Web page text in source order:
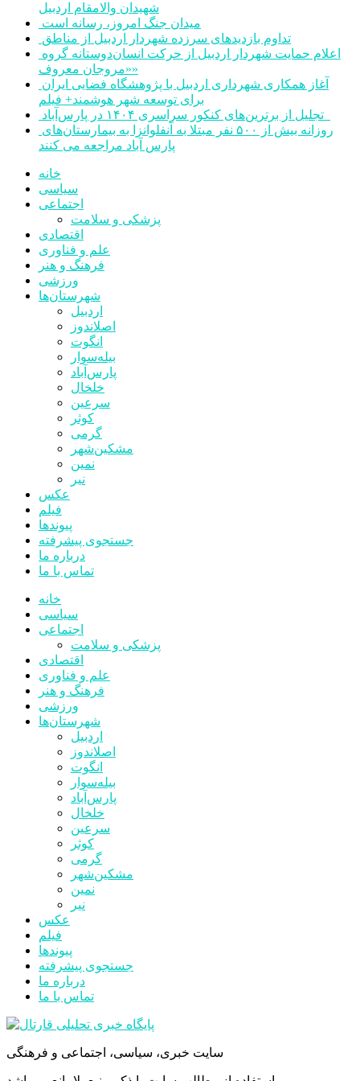
شهیدان والامقام اردبیل
میدان جنگ امروز، رسانه است
تداوم بازدیدهای سرزده شهردار اردبیل از مناطق
«مروجان معروف»
برای توسعه شهر هوشمند+ فیلم
پارس آباد مراجعه می کنند
خانه
سیاسی
اجتماعی
پزشکی و سلامت
اقتصادی
علم و فناوری
فرهنگ و هنر
ورزشی
شهرستان‌ها
اردبیل
اصلاندوز
انگوت
بیله‌سوار
پارس‌آباد
خلخال
سرعین
کوثر
گرمی
مشکین‌شهر
نمین
نیر
عکس
فیلم
پیوندها
جستجوی پیشرفته
درباره ما
تماس با ما
خانه
سیاسی
اجتماعی
پزشکی و سلامت
اقتصادی
علم و فناوری
فرهنگ و هنر
ورزشی
شهرستان‌ها
اردبیل
اصلاندوز
انگوت
بیله‌سوار
پارس‌آباد
خلخال
سرعین
کوثر
گرمی
مشکین‌شهر
نمین
نیر
عکس
فیلم
پیوندها
جستجوی پیشرفته
درباره ما
تماس با ما
سایت خبری، سیاسی، اجتماعی و فرهنگی